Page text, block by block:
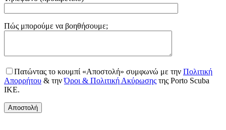
Gender
Πώς μπορούμε να βοηθήσουμε;
Πατώντας το κουμπί «Αποστολή» συμφωνώ με την Πολιτική
Απορρήτου & τηνΌροι & Πολιτική Ακύρωσης της Porto Scuba
IKE.